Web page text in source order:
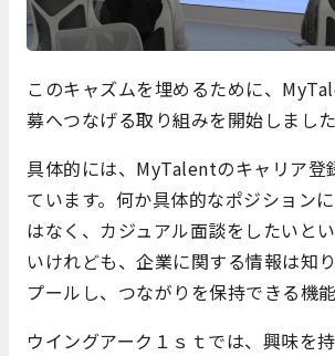
このキャズムを埋めるために、
募へつなげる取り組みを開始しました
具体的には、MyTalentのキャリア登
ています。何か具体的なポジション
はなく、カジュアル面談をしたいと
いけれども、企業に関する情報は知
プールし、つながりを保持できる機能
ウイングアーク１ｓｔでは、興味を